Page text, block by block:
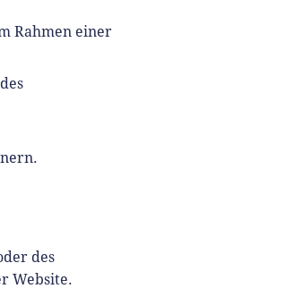
Rahmen einer
des
Website.